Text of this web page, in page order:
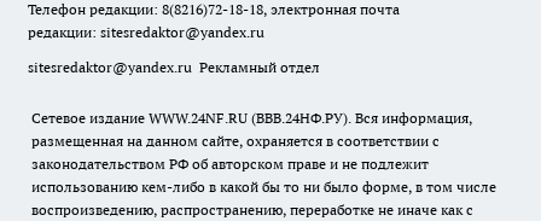
Телефон редакции: 8(8216)72-18-18, электронная почта
редакции: sitesredaktor@yandex.ru
sitesredaktor@yandex.ru Рекламный отдел
Сетевое издание WWW.24NF.RU (ВВВ.24НФ.РУ). Вся информация,
размещенная на данном сайте, охраняется в соответствии с
законодательством РФ об авторском праве и не подлежит
использованию кем-либо в какой бы то ни было форме, в том числе
воспроизведению, распространению, переработке не иначе как с